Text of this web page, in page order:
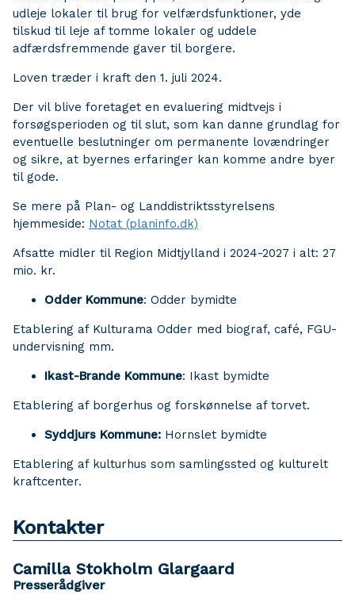
udleje lokaler til brug for velfærdsfunktioner, yde
tilskud til leje af tomme lokaler og uddele
adfærdsfremmende gaver til borgere.
Loven træder i kraft den 1. juli 2024.
Der vil blive foretaget en evaluering midtvejs i
forsøgsperioden og til slut, som kan danne grundlag for
eventuelle beslutninger om permanente lovændringer
og sikre, at byernes erfaringer kan komme andre byer
til gode.
Se mere på Plan- og Landdistriktsstyrelsens
hjemmeside: Notat (planinfo.dk)
Afsatte midler til Region Midtjylland i 2024-2027 i alt: 27
mio. kr.
Odder Kommune: Odder bymidte
Etablering af Kulturama Odder med biograf, café, FGU-
undervisning mm.
Ikast-Brande Kommune: Ikast bymidte
Etablering af borgerhus og forskønnelse af torvet.
Syddjurs Kommune: Hornslet bymidte
Etablering af kulturhus som samlingssted og kulturelt
kraftcenter.
Kontakter
Camilla Stokholm Glargaard
Presserådgiver